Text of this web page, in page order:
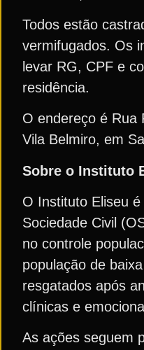
Todos estão
vermifugados. Os
levar RG, CPF e
residência.
O endereço é Rua
Vila Belmiro, em
Sobre o Instituto
O Instituto Eliseu
Sociedade Civil
no controle
população de
resgatados após
clínicas e
As ações seguem